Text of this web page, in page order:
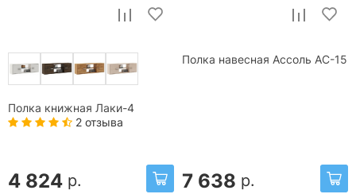
Полка книжная Лаки-4
2 отзыва
4 824 р.
Полка навесная Ассоль АС-15
7 638 р.